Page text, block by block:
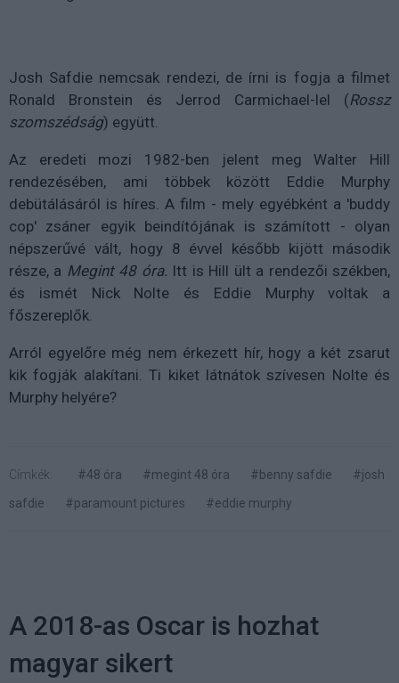
Josh Safdie nemcsak rendezi, de írni is fogja a filmet
Ronald Bronstein és Jerrod Carmichael-lel (Rossz
szomszédság) együtt.
Az eredeti mozi 1982-ben jelent meg Walter Hill
rendezésében, ami többek között Eddie Murphy
debütálásáról is híres. A film - mely egyébként a 'buddy
cop' zsáner egyik beindítójának is számított - olyan
népszerűvé vált, hogy 8 évvel később kijött második
része, a Megint 48 óra. Itt is Hill ült a rendezői székben,
és ismét Nick Nolte és Eddie Murphy voltak a
főszereplők.
Arról egyelőre még nem érkezett hír, hogy a két zsarut
kik fogják alakítani. Ti kiket látnátok szívesen Nolte és
Murphy helyére?
Címkék: #48 óra #megint 48 óra #benny safdie
#josh
safdie
#paramount pictures #eddie murphy
A 2018-as Oscar is hozhat
magyar sikert